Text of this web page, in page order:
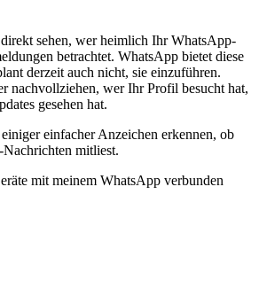
sehen, wer heimlich Ihr WhatsApp-
betrachtet. WhatsApp bietet diese
derzeit auch nicht, sie einzuführen.
nachvollziehen, wer Ihr Profil besucht hat,
gesehen hat.
einfacher Anzeichen erkennen, ob
mitliest.
mit meinem WhatsApp verbunden